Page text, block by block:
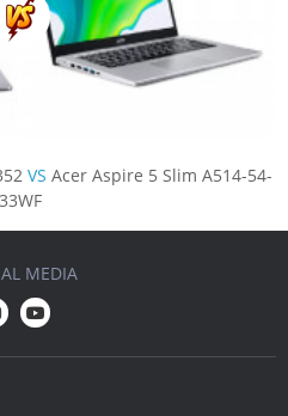
VS Acer Aspire 5 Slim A514-54-
33WF
MEDIA